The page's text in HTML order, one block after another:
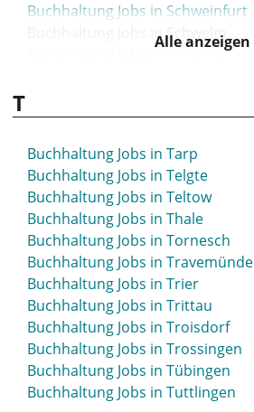
Buchhaltung Jobs in Schweinfurt
Buchhaltung Jobs in Schwelm
Buchhaltung Jobs in Schwerin
Buchhaltung Jobs in Seesen
Buchhaltung Jobs in Sehnde
Buchhaltung Jobs in Selm
Buchhaltung Jobs in Senftenberg
Buchhaltung Jobs in Siegburg
Buchhaltung Jobs in Siegen
Buchhaltung Jobs in Sindelfingen
Buchhaltung Jobs in Singen
Buchhaltung Jobs in Sinsheim
Buchhaltung Jobs in Soest
Buchhaltung Jobs in Solingen
Buchhaltung Jobs in Soltau
Buchhaltung Jobs in Sömmerda
Alle anzeigen
T
Buchhaltung Jobs in Tarp
Buchhaltung Jobs in Telgte
Buchhaltung Jobs in Teltow
Buchhaltung Jobs in Thale
Buchhaltung Jobs in Tornesch
Buchhaltung Jobs in Travemünde
Buchhaltung Jobs in Trier
Buchhaltung Jobs in Trittau
Buchhaltung Jobs in Troisdorf
Buchhaltung Jobs in Trossingen
Buchhaltung Jobs in Tübingen
Buchhaltung Jobs in Tuttlingen